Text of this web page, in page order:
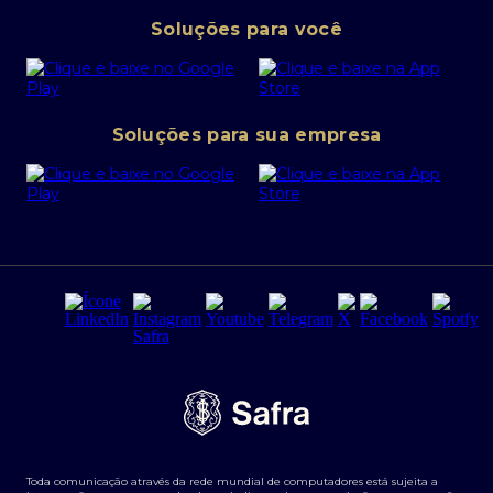
Canal de denúncias
Política de Segurança Cibernética
Portal da Privacidade
PRSAC
Regras e Parâmetros de Atuação Banco Safra
Segurança da Informação
Tarifas e serviços Pessoa Física
Transparência de remuneração
Abra sua conta PJ
SafraPay
Cartão Safra Empresas
Empréstimo e financiamentos PJ
Derivativos
Agronegócios
Soluções para você
Soluções para sua empresa
Toda comunicação através da rede mundial de computadores está sujeita a